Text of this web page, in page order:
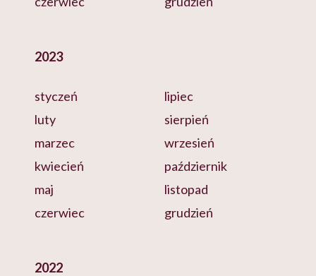
2023
styczeń
luty
marzec
kwiecień
maj
czerwiec
lipiec
sierpień
wrzesień
październik
listopad
grudzień
2022